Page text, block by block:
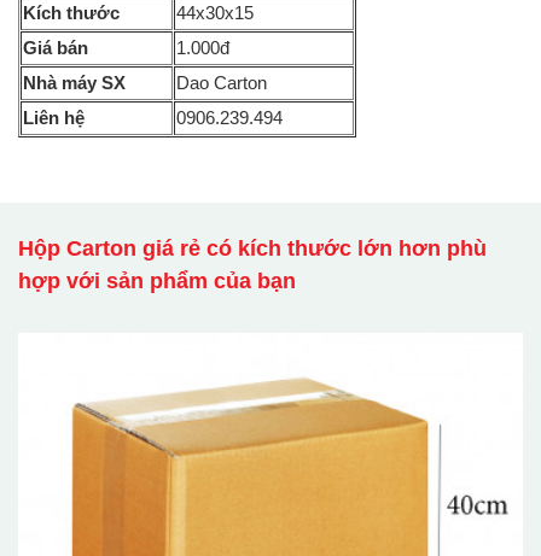
Kích thước
44x30x15
Giá bán
1.000đ
Nhà máy SX
Dao Carton
Liên hệ
0906.239.494
Hộp Carton giá rẻ có kích thước lớn hơn phù
hợp với sản phẩm của bạn